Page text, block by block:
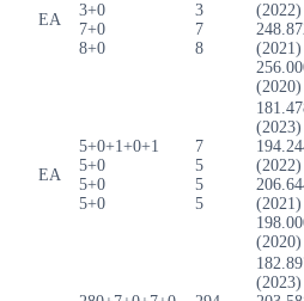
EA
3+0
7+0
8+0
3
7
8
(2022)
(2021)
(2020)
EA
5+0+1+0+1
5+0
5+0
5+0
7
5
5
5
(2023)
(2022)
(2021)
(2020)
(2023)